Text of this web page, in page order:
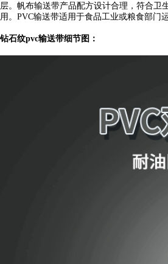
层。帆布输送带产品配方设计合理，符合卫
用。PVC输送带适用于食品工业或粮食部门
钻石纹pvc输送带细节图：